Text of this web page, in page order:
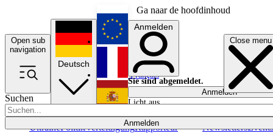
Ga naar de hoofdinhoud
Open sub
navigation
Close menu
Suchen
Anmelden
UkrainePolitikVerteidigungRapporteur NewslettersEvents
Deutsch
English
Français
Anmelden
Sie sind abgemeldet.
Anmelden
Licht aus